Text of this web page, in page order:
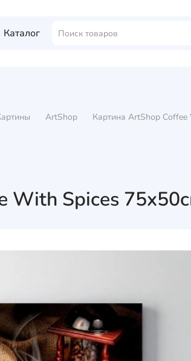
Каталог
ArtShop Картина ArtShop Coffee
With Spices